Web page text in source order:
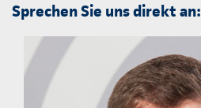
Sprechen Sie uns direkt an: